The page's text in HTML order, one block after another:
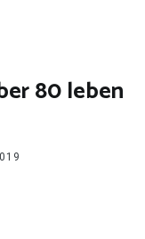
80 leben